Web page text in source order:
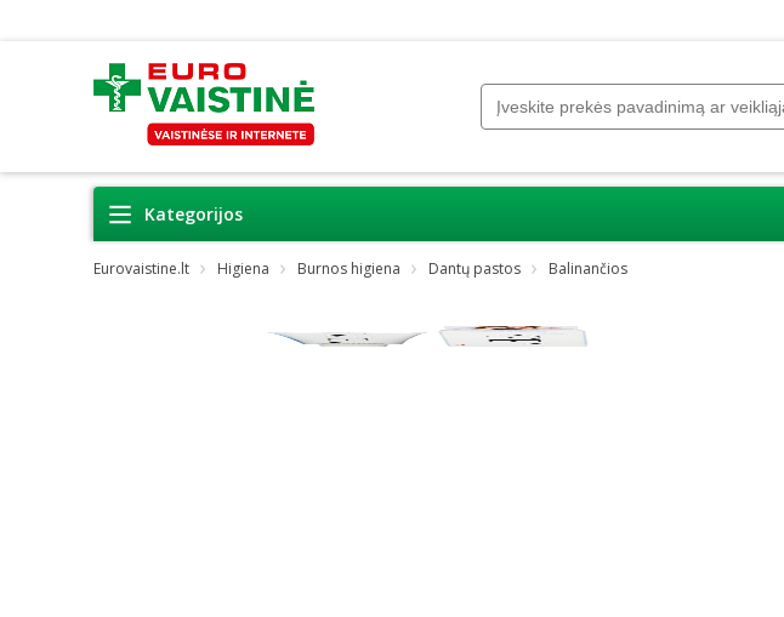
Kategorijos
Eurovaistine.lt Higiena Burnos higiena Dantų pastos Balinančios